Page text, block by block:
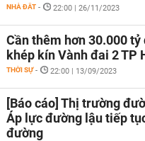
NHÀ ĐẤT - 22:00 | 26/11/2023
Cần thêm hơn 30.000
khép kín Vành đai 2 TP
THỜI SỰ - 22:00 | 13/09/2023
[Báo cáo] Thị trường
Áp lực đường lậu tiếp
đường